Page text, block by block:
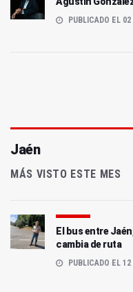
PUBLICADO EL
Jaén
MÁS VISTO ESTE MES
El bus entre
cambia de ruta
PUBLICADO EL